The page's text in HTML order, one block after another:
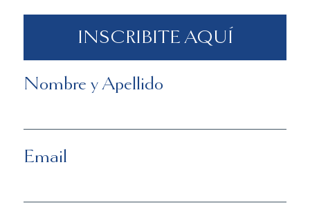
INSCRIBITE AQUÍ
Nombre y Apellido
Email